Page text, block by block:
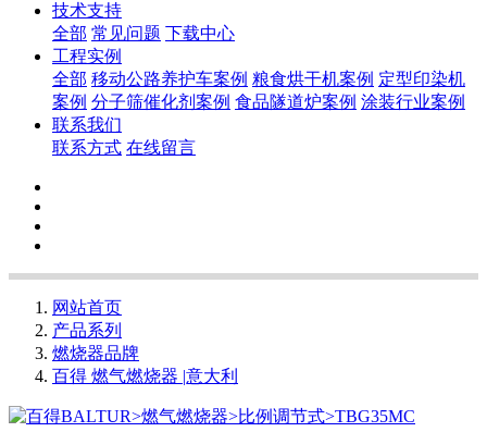
技术支持
全部 常见问题 下载中心
工程实例
全部 移动公路养护车案例 粮食烘干机案例 定型印染机
案例 分子筛催化剂案例 食品隧道炉案例 涂装行业案例
联系我们
联系方式 在线留言
网站首页
产品系列
燃烧器品牌
百得 燃气燃烧器 |意大利